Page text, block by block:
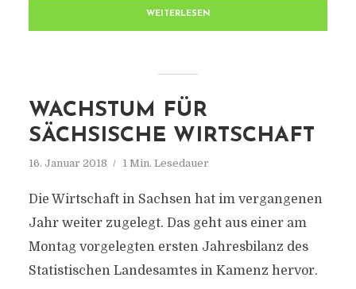
WEITERLESEN
WACHSTUM FÜR
SÄCHSISCHE WIRTSCHAFT
16. Januar 2018 1 Min. Lesedauer
Die Wirtschaft in Sachsen hat im vergangenen
Jahr weiter zugelegt. Das geht aus einer am
Montag vorgelegten ersten Jahresbilanz des
Statistischen Landesamtes in Kamenz hervor.